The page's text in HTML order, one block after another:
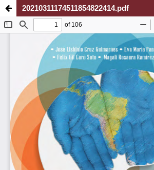
20210311174511854822414.pdf